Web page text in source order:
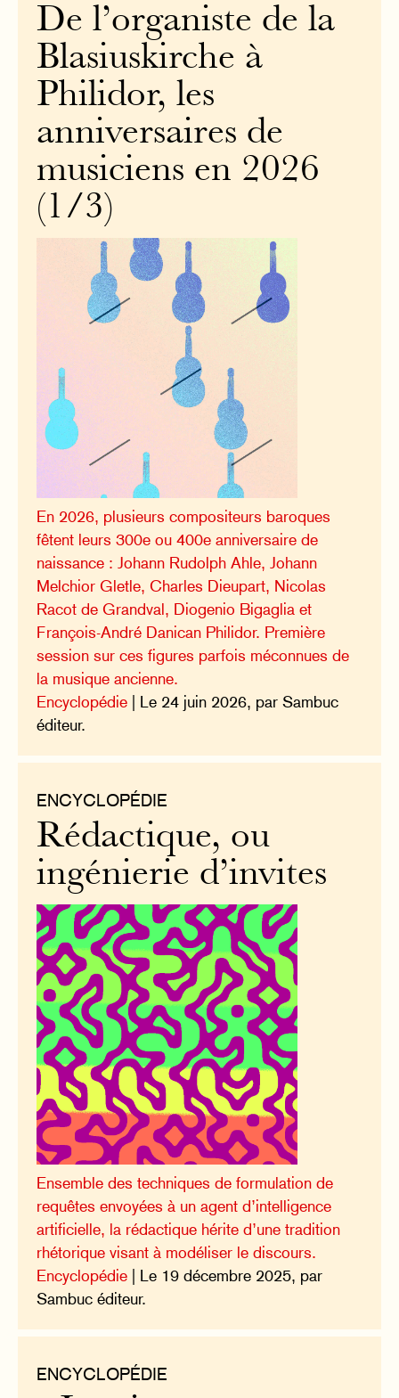
De l’organiste de la
Blasiuskirche à
Philidor, les
anniversaires de
musiciens en 2026
(1/3)
En 2026, plusieurs compositeurs baroques
fêtent leurs 300e ou 400e anniversaire de
naissance : Johann Rudolph Ahle, Johann
Melchior Gletle, Charles Dieupart, Nicolas
Racot de Grandval, Diogenio Bigaglia et
François-André Danican Philidor. Première
session sur ces figures parfois méconnues de
la musique ancienne.
Encyclopédie | Le 24 juin 2026, par Sambuc
éditeur.
ENCYCLOPÉDIE
Rédactique, ou
ingénierie d’invites
Ensemble des techniques de formulation de
requêtes envoyées à un agent d’intelligence
artificielle, la rédactique hérite d’une tradition
rhétorique visant à modéliser le discours.
Encyclopédie | Le 19 décembre 2025, par
Sambuc éditeur.
ENCYCLOPÉDIE